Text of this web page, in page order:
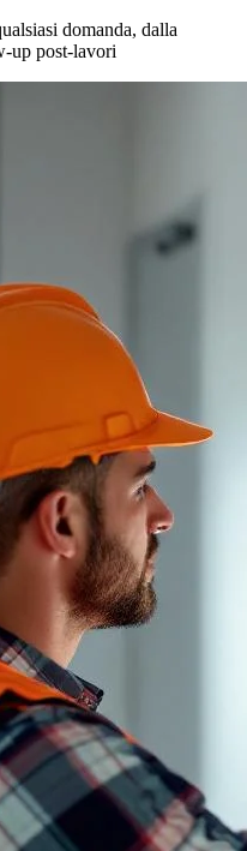
domanda, dalla
up post-lavori